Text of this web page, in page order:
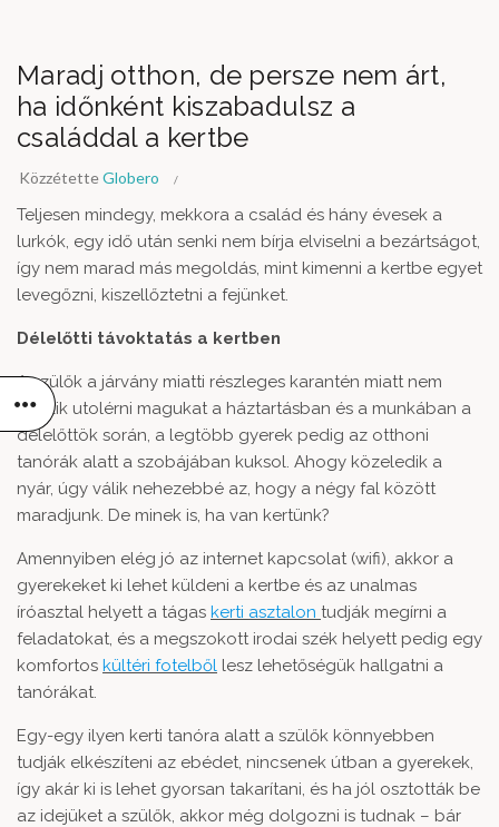
Maradj otthon, de persze nem árt,
ha időnként kiszabadulsz a
családdal a kertbe
KözzétetteGlobero
Teljesen mindegy, mekkora a család és hány évesek a
lurkók, egy idő után senki nem bírja elviselni a bezártságot,
így nem marad más megoldás, mint kimenni a kertbe egyet
levegőzni, kiszellőztetni a fejünket.
Délelőtti távoktatás a kertben
A szülők a járvány miatti részleges karantén miatt nem
győzik utolérni magukat a háztartásban és a munkában a
délelőttök során, a legtöbb gyerek pedig az otthoni
tanórák alatt a szobájában kuksol. Ahogy közeledik a
nyár, úgy válik nehezebbé az, hogy a négy fal között
maradjunk. De minek is, ha van kertünk?
Amennyiben elég jó az internet kapcsolat (wifi), akkor a
gyerekeket ki lehet küldeni a kertbe és az unalmas
íróasztal helyett a tágas kerti asztalon tudják megírni a
feladatokat, és a megszokott irodai szék helyett pedig egy
komfortos kültéri fotelből lesz lehetőségük hallgatni a
tanórákat.
Egy-egy ilyen kerti tanóra alatt a szülők könnyebben
tudják elkészíteni az ebédet, nincsenek útban a gyerekek,
így akár ki is lehet gyorsan takarítani, és ha jól osztották be
az idejüket a szülők, akkor még dolgozni is tudnak – bár